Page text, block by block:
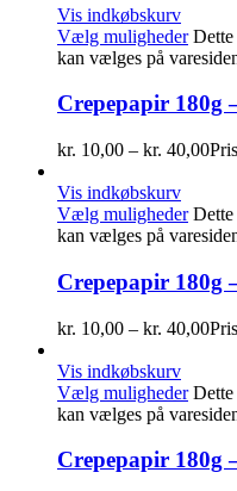
Vis indkøbskurv
Vælg muligheder
kan vælges på
Crepepapir 180g
kr. 10,00 – kr. 40,00
Vis indkøbskurv
Vælg muligheder
kan vælges på
Crepepapir 180g
kr. 10,00 – kr. 40,00
Vis indkøbskurv
Vælg muligheder
kan vælges på
Crepepapir 180g